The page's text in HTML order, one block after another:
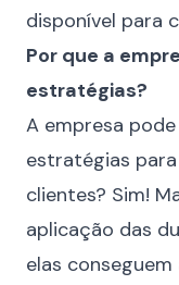
disponível para
Por que a
estratégias?
A empresa
estratégias
clientes? Sim!
aplicação das
elas